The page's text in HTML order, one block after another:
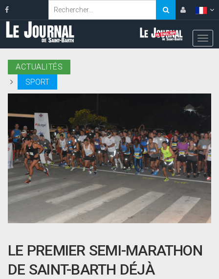
ACTUALITÉS
SPORT
LE PREMIER SEMI-MARATHON
DE SAINT-BARTH DÉJÀ